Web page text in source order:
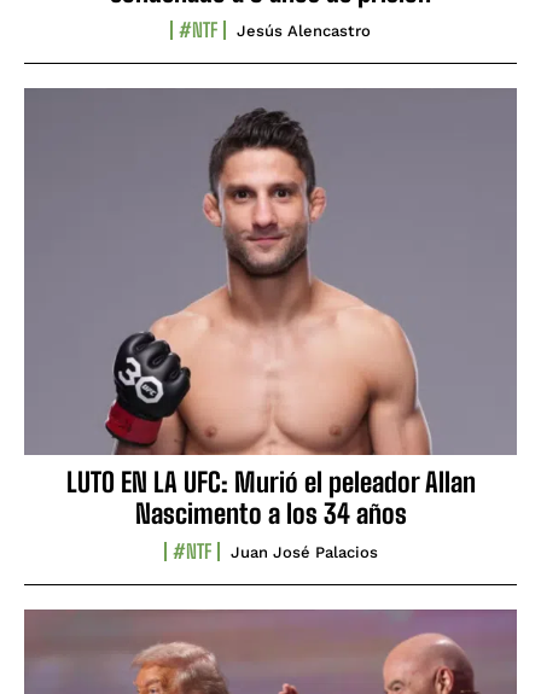
#NTF Jesús Alencastro
LUTO EN LA UFC: Murió el peleador Allan
Nascimento a los 34 años
#NTF Juan José Palacios